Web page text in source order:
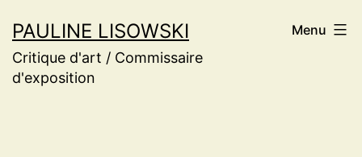
au
contenu
PAULINE LISOWSKI
Critique d'art / Commissaire
d'exposition
Menu